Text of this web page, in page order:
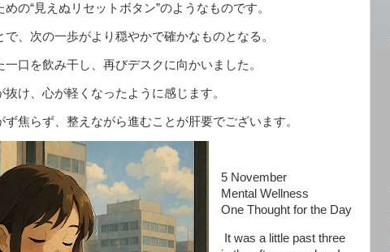
の“見えぬリセットボタン”のようなものです。
、次の一歩がより穏やかで確かなものとなる。
口を飲み干し、再びデスクに向かいました。
け、心が軽くなったように感じます。
ず焦らず、整えながら進むことが肝要でございます。
5 November
Mental Wellness
One Thought for the Day
It was a little past three